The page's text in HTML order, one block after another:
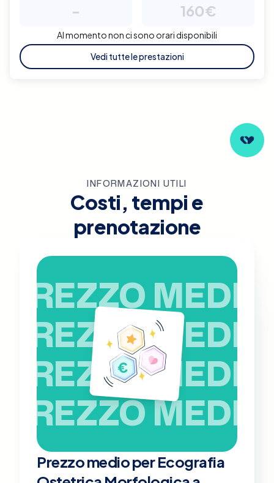
- 160€
Al momento non ci sono orari disponibili
Vedi tutte le prestazioni
INFORMAZIONI UTILI
Costi, tempi e
prenotazione
PREZZO MEDIO
PREZZO MEDIO
PREZZO MEDIO
PREZZO MEDIO
Prezzo medio per Ecografia